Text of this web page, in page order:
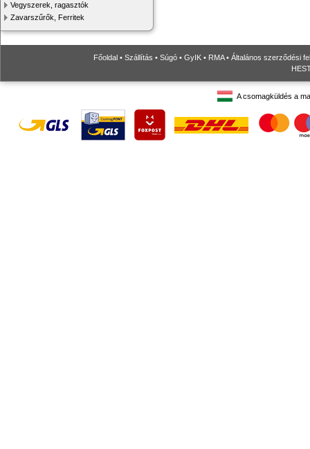
Vegyszerek, ragasztók
Zavarszűrők, Ferritek
Főoldal • Szállítás • Súgó • GyIK • RMA• Általános szerződési
A csomagküldés a